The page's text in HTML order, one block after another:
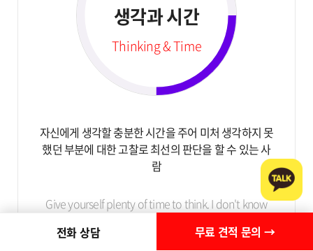
생각과 시간
Thinking & Time
자신에게 생각할 충분한 시간을 주어 미처 생각하지 못
했던부분에 대한 고찰로 최선의 판단을 할 수 있는 사
람
Give yourself plenty of time to think.I don't know
judgment by considering it.
전화 상담 무료 견적 문의 →